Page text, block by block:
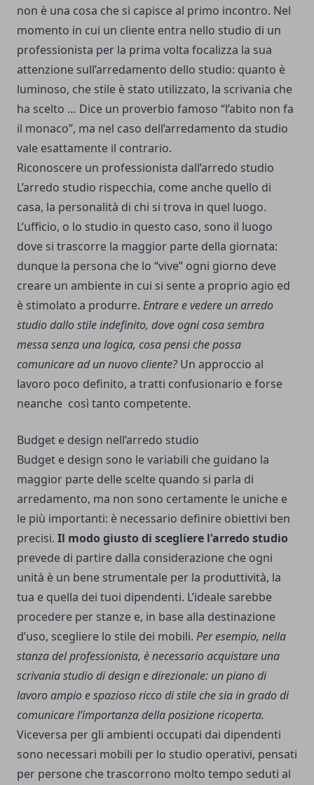
non è una cosa che si capisce al primo incontro. Nel
momento in cui un cliente entra nello studio di un
professionista per la prima volta focalizza la sua
attenzione sull’arredamento dello studio: quanto è
luminoso, che stile è stato utilizzato, la scrivania che
ha scelto … Dice un proverbio famoso “l’abito non fa
il monaco”, ma nel caso dell’arredamento da studio
vale esattamente il contrario.
Riconoscere un professionista dall’arredo studio
L’arredo studio rispecchia, come anche quello di
casa, la personalità di chi si trova in quel luogo.
L’ufficio, o lo studio in questo caso, sono il luogo
dove si trascorre la maggior parte della giornata:
dunque la persona che lo “vive” ogni giorno deve
creare un ambiente in cui si sente a proprio agio ed
è stimolato a produrre. Entrare e vedere un arredo
studio dallo stile indefinito, dove ogni cosa sembra
messa senza una logica, cosa pensi che possa
comunicare ad un nuovo cliente?Un approccio al
lavoro poco definito, a tratti confusionario e forse
neanche così tanto competente.
Budget e design nell’arredo studio
Budget e design sono le variabili che guidano la
maggior parte delle scelte quando si parla di
arredamento, ma non sono certamente le uniche e
le più importanti: è necessario definire obiettivi ben
precisi. Il modo giusto di scegliere l'arredo studio
prevede di partire dalla considerazione che ogni
unità è un bene strumentale per la produttività, la
tua e quella dei tuoi dipendenti. L’ideale sarebbe
procedere per stanze e, in base alla destinazione
d’uso, scegliere lo stile dei mobili. Per esempio, nella
stanza del professionista, è necessario acquistare una
scrivania studio di design e direzionale: un piano di
lavoro ampio e spazioso ricco di stile che sia in grado di
comunicare l’importanza della posizione ricoperta.
Viceversa per gli ambienti occupati dai dipendenti
sono necessari mobili per lo studio operativi, pensati
per persone che trascorrono molto tempo seduti al